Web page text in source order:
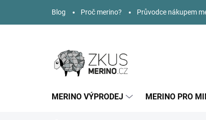
obsah
Blog Proč merino? Průvodce nákupem
MERINO VÝPRODEJ MERINO PRO